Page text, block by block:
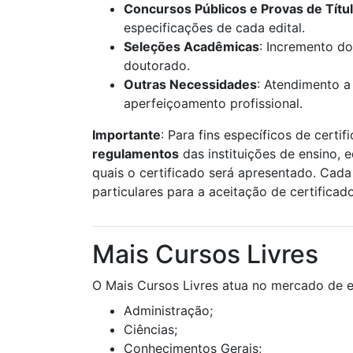
Concursos Públicos e Provas de
especificações de cada edital.
Seleções Acadêmicas: Incremento
doutorado.
Outras Necessidades: Atendimento
aperfeiçoamento profissional.
Importante: Para fins específicos de
regulamentos das instituições de ensino,
quais o certificado será apresentado.
particulares para a aceitação de
Mais Cursos Livres
O Mais Cursos Livres atua no mercado
Administração;
Ciências;
Conhecimentos Gerais;